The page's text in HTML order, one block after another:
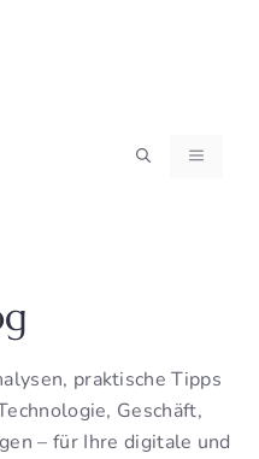
MENÜ
praktische Tipps
Geschäft,
– für Ihre digitale und